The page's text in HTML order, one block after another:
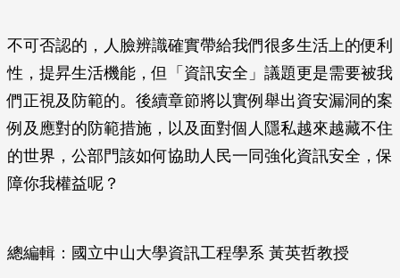
不可否認的，人臉辨識確實帶給我們很多生活上的便利
性，提昇生活機能，但「資訊安全」議題更是需要被我
們正視及防範的。後續章節將以實例舉出資安漏洞的案
例及應對的防範措施，以及面對個人隱私越來越藏不住
的世界，公部門該如何協助人民一同強化資訊安全，保
障你我權益呢？
總編輯：國立中山大學資訊工程學系 黃英哲教授